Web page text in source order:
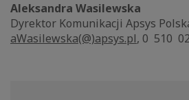
Aleksandra Wasilewska
Dyrektor Komunikacji Apsys
aWasilewska(@)apsys.pl, 0 510